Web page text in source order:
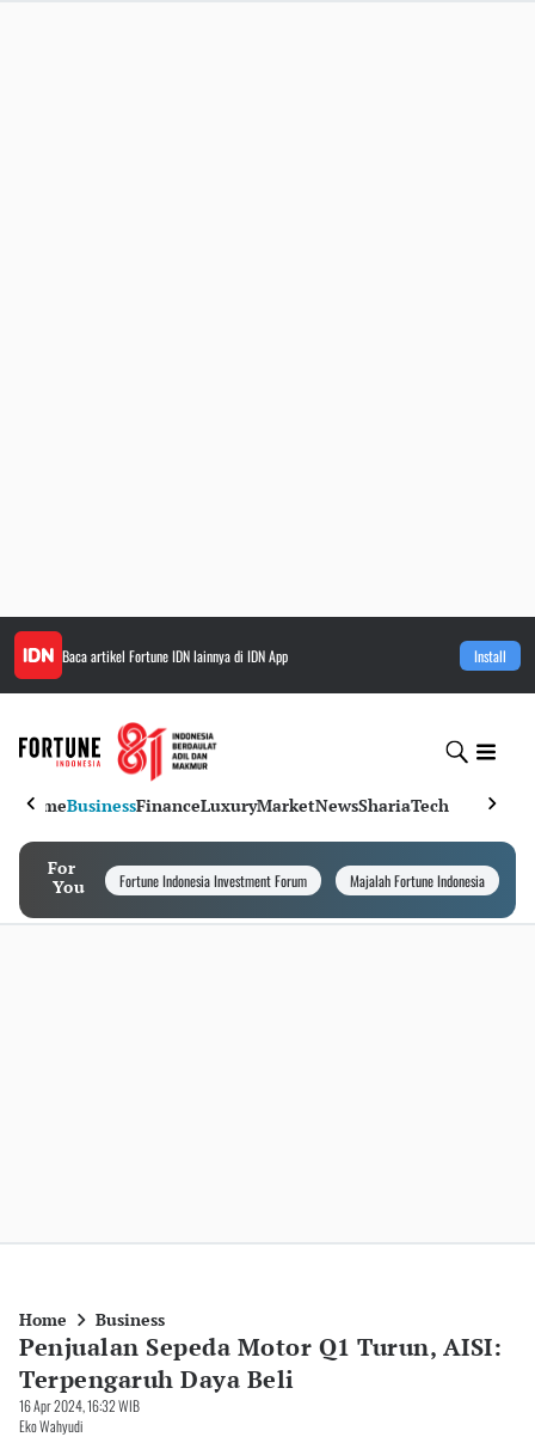
Baca artikel Fortune IDNlainnya di IDN App Install
HomeBusinessFinanceLuxuryMarketNewsShariaTech
For
You
Fortune Indonesia Investment Forum Majalah Fortune Indonesia
Home Business
Penjualan Sepeda Motor Q1 Turun, AISI:
Terpengaruh Daya Beli
16 Apr 2024, 16:32 WIB
Eko Wahyudi